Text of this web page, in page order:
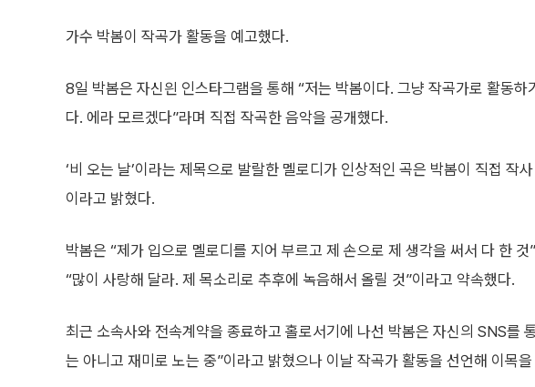
가수 박봄이 작곡가 활동을 예고했다.
8일 박봄은 자신읜 인스타그램을 통해 “저는 박봄이다. 그냥 작곡가로 활동하
다. 에라 모르겠다”라며 직접 작곡한 음악을 공개했다.
‘비 오는 날’이라는 제목으로 발랄한 멜로디가 인상적인 곡은 박봄이 직접 작
이라고 밝혔다.
박봄은 “제가 입으로 멜로디를 지어 부르고 제 손으로 제 생각을 써서 다 한 것
“많이 사랑해 달라. 제 목소리로 추후에 녹음해서 올릴 것”이라고 약속했다.
최근 소속사와 전속계약을 종료하고 홀로서기에 나선 박봄은 자신의 SNS를
는 아니고 재미로 노는 중”이라고 밝혔으나 이날 작곡가 활동을 선언해 이목